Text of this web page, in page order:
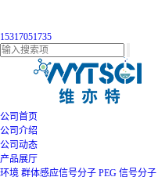
15317051735
公司首页
公司介绍
公司动态
产品展厅
环境 群体感应信号分子 PEG 信号分子